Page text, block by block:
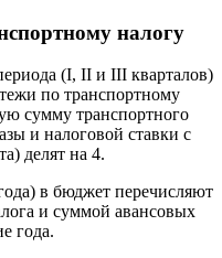
налогу
(I, II и III кварталов)
по транспортному
сумму транспортного
и налоговой ставки с
делят на 4.
в бюджет перечисляют
и суммой авансовых
года.